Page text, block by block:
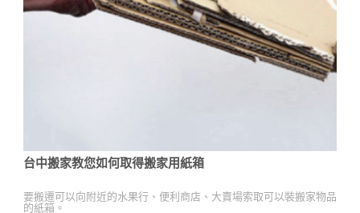
台中搬家教您如何取得搬家用紙箱
要搬遷可以向附近的水果行、便利商店、大賣場索取可以裝搬家物品
的紙箱。